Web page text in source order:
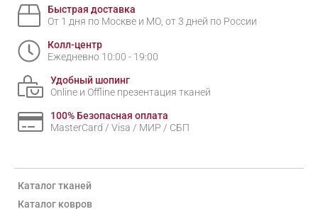
Быстрая доставка
От 1 дня по Москве и МО, от 3 дней по России
Колл-центр
Ежедневно 10:00 - 19:00
Удобный шопинг
Online и Offline презентация тканей
100% Безопасная оплата
MasterCard / Visa / МИР / СБП
Каталог тканей
Каталог ковров